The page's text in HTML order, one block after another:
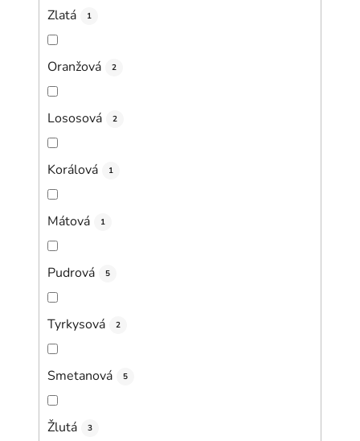
Zlatá 1
Oranžová 2
Lososová 2
Korálová 1
Mátová 1
Pudrová 5
Tyrkysová 2
Smetanová 5
Žlutá 3